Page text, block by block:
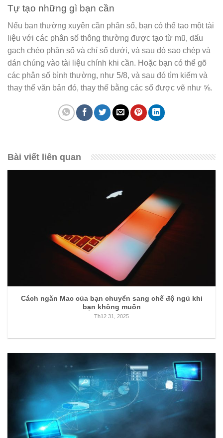
Tự tạo những gì bạn cần
Nếu bạn thường xuyên cần phân số, bạn có thể tạo một tài
liệu với các phân số thông thường được tạo từ mũ, dấu
gạch chéo phân số và chỉ số dưới, và sau đó sao chép và
dán chúng vào tài liệu chính khi cần. Hoặc bạn có thể gõ
các phân số bình thường, như 5/8, và sau đó tìm kiếm và
thay thế văn bản đó, thay thế bằng các số được vẽ như ⅝.
Bài viết liên quan
Cách ngăn Mac của bạn chuyển sang chế độ ngủ khi
bạn không muốn
Th12 31, 2025